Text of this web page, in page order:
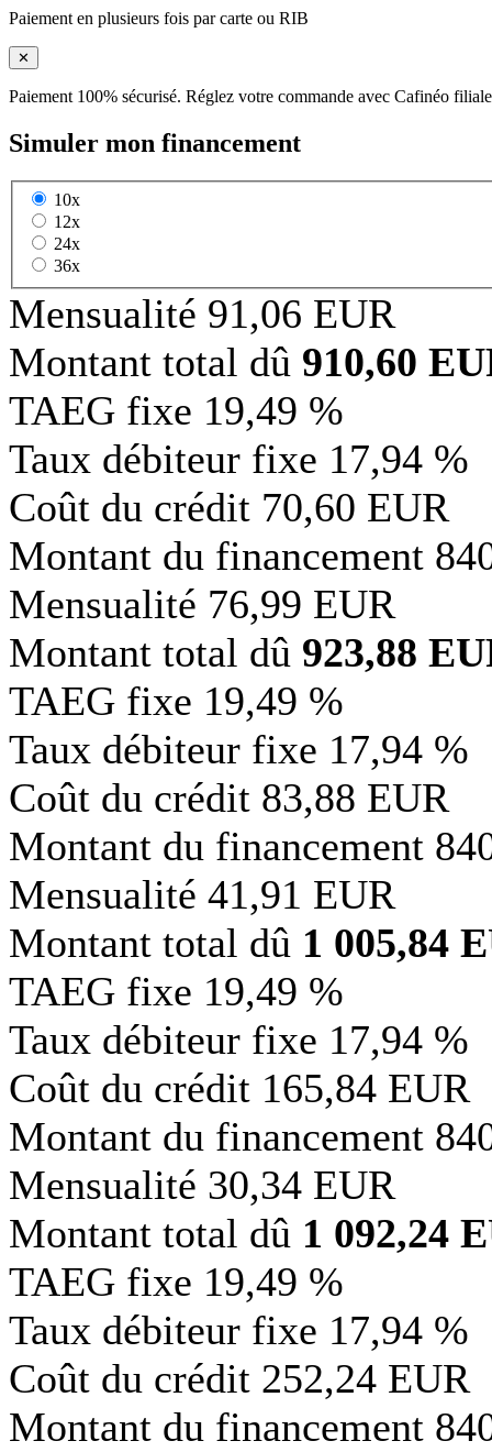
Paiement en plusieurs fois par carte ou RIB
✕
Paiement 100% sécurisé. Réglez votre commande avec Cafinéo
Simuler mon financement
10x
12x
24x
36x
Mensualité 91,06 EUR
Montant total dû 910,60
TAEG fixe 19,49 %
Taux débiteur fixe 17,94 %
Coût du crédit 70,60 EUR
Montant du financement
Mensualité 76,99 EUR
Montant total dû 923,88
TAEG fixe 19,49 %
Taux débiteur fixe 17,94 %
Coût du crédit 83,88 EUR
Montant du financement
Mensualité 41,91 EUR
Montant total dû 1 005,84
TAEG fixe 19,49 %
Taux débiteur fixe 17,94 %
Coût du crédit 165,84 EUR
Montant du financement
Mensualité 30,34 EUR
Montant total dû 1 092,24
TAEG fixe 19,49 %
Taux débiteur fixe 17,94 %
Coût du crédit 252,24 EUR
Montant du financement